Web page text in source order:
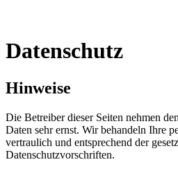
Datenschutz
Hinweise
Die Betreiber dieser Seiten nehmen
Daten sehr ernst. Wir behandeln Ihre
vertraulich und entsprechend der
Datenschutzvorschriften.